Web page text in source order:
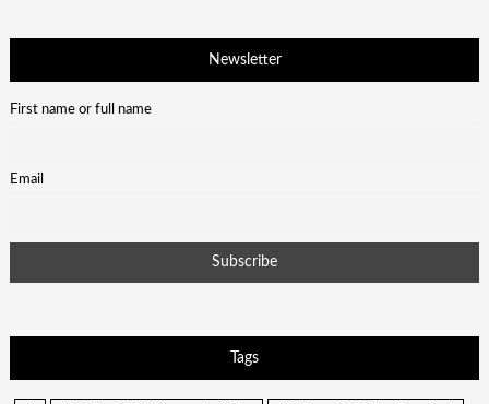
Newsletter
First name or full name
Email
Tags